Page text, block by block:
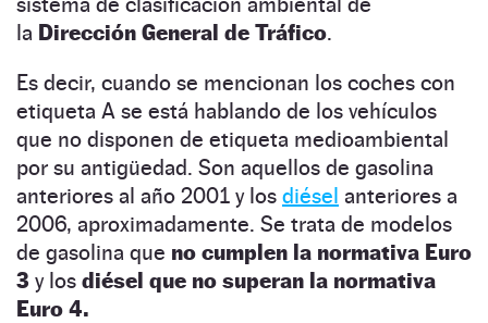
la Dirección General de Tráfico.
Es decir, cuando se mencionan los coches con
etiqueta A se está hablando de los vehículos
que no disponen de etiqueta medioambiental
por su antigüedad. Son aquellos de gasolina
anteriores al año 2001 y los diésel anteriores a
2006, aproximadamente. Se trata de modelos
de gasolina que no cumplen la normativa Euro
3 y los diésel que no superan la normativa
Euro 4.